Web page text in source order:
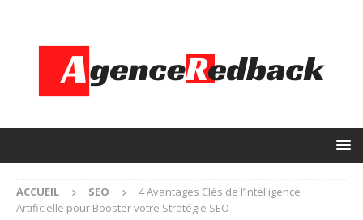
ACCUEIL SEO
4 Avantages Clés de l’Intelligence
Artificielle pour Booster votre Stratégie SEO